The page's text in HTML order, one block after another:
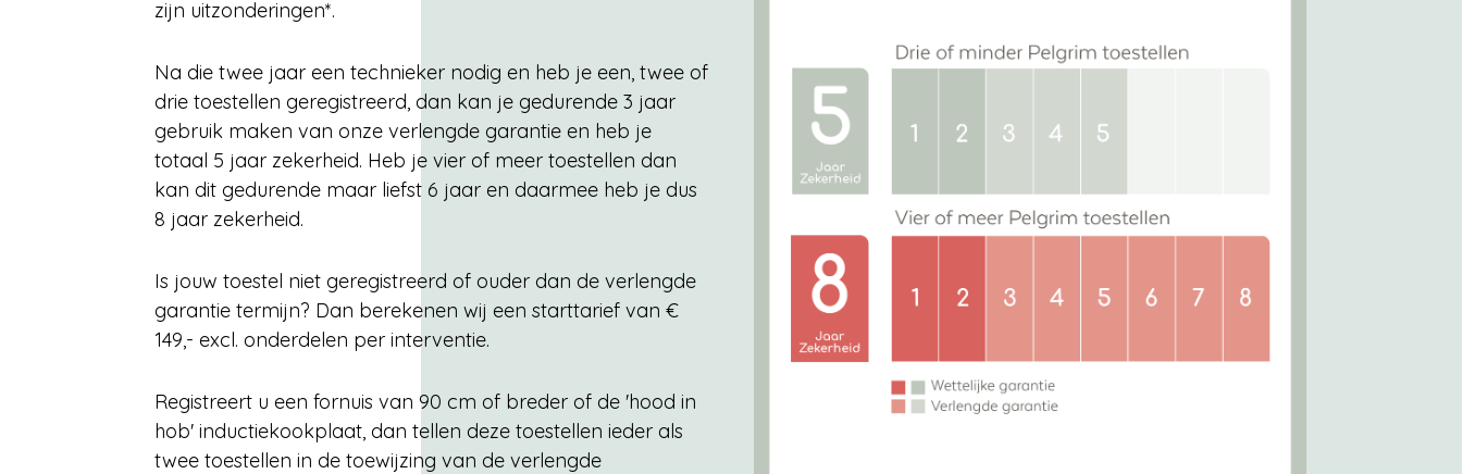
zijn uitzonderingen*.
Na die twee jaar een technieker nodig en heb je een, twee of
drie toestellen geregistreerd, dan kan je gedurende 3 jaar
gebruik maken van onze verlengde garantie en heb je
totaal 5 jaar zekerheid. Heb je vier of meer toestellen dan
kan dit gedurende maar liefst 6 jaar en daarmee heb je dus
8 jaar zekerheid.
Is jouw toestel niet geregistreerd of ouder dan de verlengde
garantie termijn? Dan berekenen wij een starttarief van €
149,- excl. onderdelen per interventie.
Registreert u een fornuis van 90 cm of breder of de 'hood in
hob' inductiekookplaat, dan tellen deze toestellen ieder als
twee toestellen in de toewijzing van de verlengde